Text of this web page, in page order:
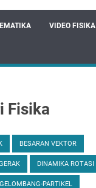
VIDEO FISIKA
Fisika
BESARAN VEKTOR
DINAMIKA ROTASI
PARTIKEL